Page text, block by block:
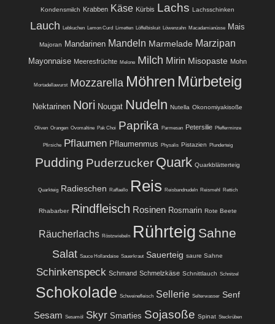
Kondensmilch Krabben Käse Kürbis Lachs Lachsschinken
Lauch Lebkuchen Lemon Curd Limetten Löffelbiskuit Löwenzahn Macadamianüsse Mais
Majoran Mandarinen Mandeln Marmelade Marzipan
Mayonnaise Meeresfrüchte Melone Milch Mirin Misopaste Mohn
Mortadellawurst Mozzarella Möhren Mürbeteig
Nektarinen Nori Nougat Nudeln Nutella Okonomiyakisoße
Oliven Orangen Ovomaltine Pak Choi Paprika Parmesan Petersilie Pfefferminze
Pfirsiche Pflaumen Pflaumenmus Physalis Pistazien Plunderteig
Pudding Puderzucker Quark Quarkblätterteig
Quarkteig Radieschen Raffaello Reis Reisbandnudeln Reismehl Rettich
Rhabarber Rindfleisch Rosinen Rosmarin Rote Beete
Räucherlachs Röstzwiebeln Rührteig Sahne
Salat Sauce Hollandaise Sauerkraut Sauerteig saure Sahne
Schinkenspeck Schmand Schmelzkäse Schnittlauch Schnitzel
Schokolade Schweinefleisch Sellerie Selterwasser Senf
Sesam Sesamöl Skyr Smarties Sojasoße Spinat Steckrüben